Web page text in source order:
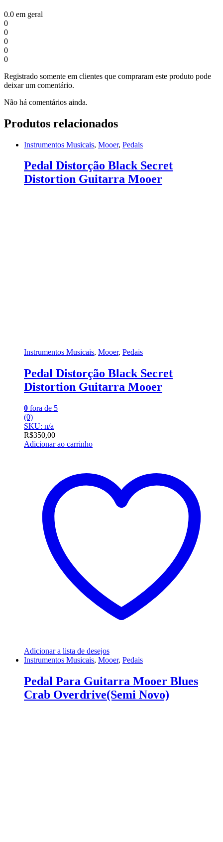
0.0 em geral
0
0
0
0
0
Registrado somente em clientes que compraram este produto pode
deixar um comentário.
Não há comentários ainda.
Produtos relacionados
Instrumentos Musicais, Mooer, Pedais
Pedal Distorção Black Secret
Distortion Guitarra Mooer
Instrumentos Musicais, Mooer, Pedais
Pedal Distorção Black Secret
Distortion Guitarra Mooer
0 fora de 5
(0)
SKU: n/a
R$350,00
Adicionar ao carrinho
Adicionar a lista de desejos
Instrumentos Musicais, Mooer, Pedais
Pedal Para Guitarra Mooer Blues
Crab Overdrive(Semi Novo)